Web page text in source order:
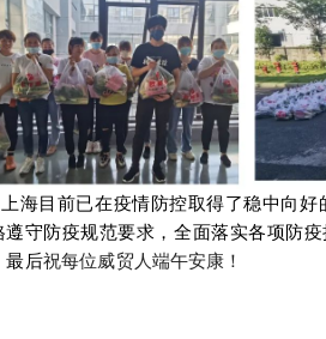
海目前已在疫情防控取得了稳中向好
遵守防疫规范要求，全面落实各项防
最后祝每位威贸人端午安康！